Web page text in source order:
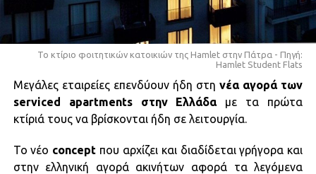
To κτίριο φοιτητικών κατοικιών της Hamlet στην Πάτρα - Πηγή:
Hamlet Student Flats
Μεγάλες εταιρείες επενδύουν ήδη στη νέα αγορά των
serviced apartments στην Ελλάδαμε τα πρώτα
κτίριά τους να βρίσκονται ήδη σε λειτουργία.
Το νέο concept που αρχίζει και διαδίδεται γρήγορα και
στην ελληνική αγορά ακινήτων αφορά τα λεγόμενα